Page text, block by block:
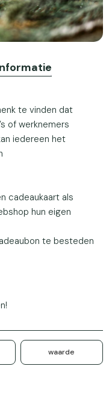
te vinden dat
of werknemers
iedereen het
cadeaukaart als
hun eigen
te besteden
waarde